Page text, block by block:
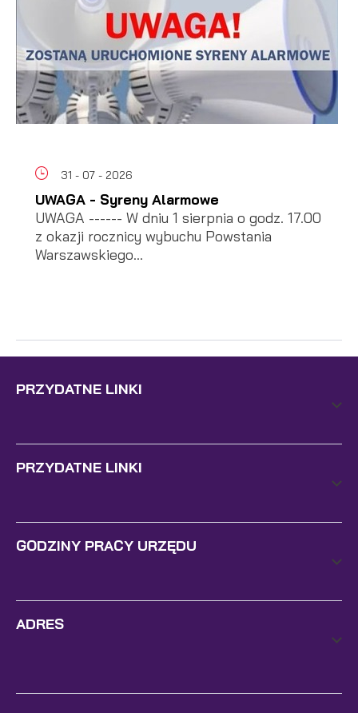
31 - 07 - 2026
UWAGA - Syreny Alarmowe
UWAGA ------ W dniu 1 sierpnia o godz. 17.00
z okazji rocznicy wybuchu Powstania
Warszawskiego...
PRZYDATNE LINKI
PRZYDATNE LINKI
GODZINY PRACY URZĘDU
ADRES